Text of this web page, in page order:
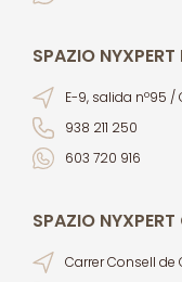
SPAZIO NYXPERT
E-9, salida nº95 /
938 211 250
603 720 916
SPAZIO
Carrer Consell de